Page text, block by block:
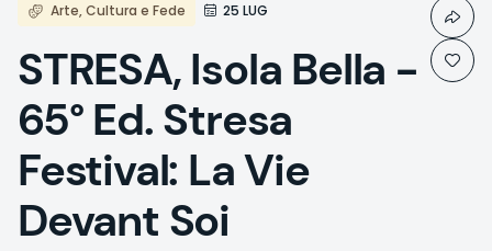
Arte, Cultura e Fede 25 LUG
STRESA, Isola Bella -
65° Ed. Stresa
Festival: La Vie
Devant Soi